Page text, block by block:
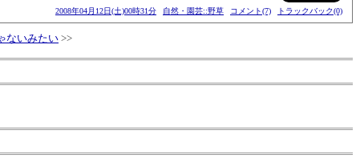
2008年04月12日(土)00時31分 自然・園芸::野草 コメント(7) トラックバック(0)
ないみたい >>